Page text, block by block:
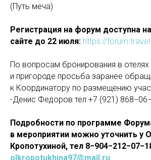
(Путь меча)
Регистрация на форум доступна
сайте до 22 июля: https://
По вопросам бронирования в отелях
и пригороде просьба заранее
к Координатору по размещению
-Денис Федоров тел +7 (921)
Подробности по программе
в мероприятии можно уточнить у
Кропотухиной, тел
olkropotukhina97@mail.ru